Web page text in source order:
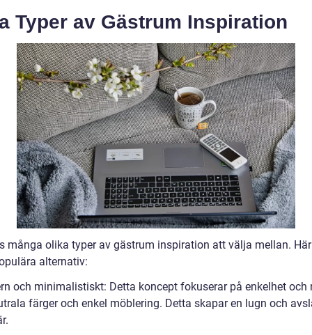
Typer av Gästrum Inspiration
många olika typer av gästrum inspiration att välja mellan.
alternativ:
och minimalistiskt: Detta koncept fokuserar på enkelhet och
färger och enkel möblering. Detta skapar en lugn och